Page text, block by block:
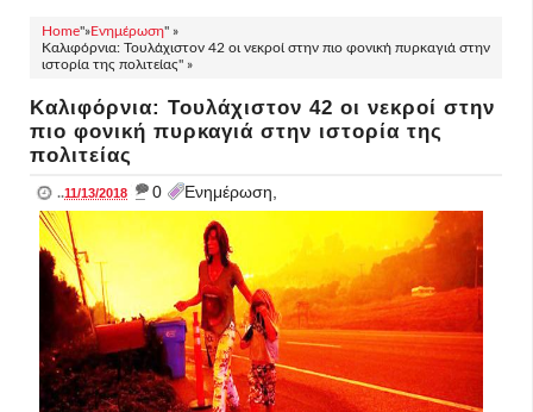
Home"»Ενημέρωση" »
Καλιφόρνια: Τουλάχιστον 42 οι νεκροί στην πιο φονική πυρκαγιά στην
ιστορία της πολιτείας" »
Καλιφόρνια: Τουλάχιστον 42 οι νεκροί στην
πιο φονική πυρκαγιά στην ιστορία της
πολιτείας
..11/13/2018 _ 0 Ενημέρωση,